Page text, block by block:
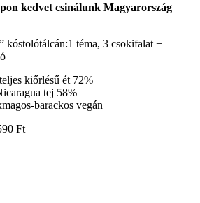
kedvet csinálunk Magyarország
téma, 3 csokifalat +
kiőrlésű ét 72%
tej 58%
barackos vegán
Ft